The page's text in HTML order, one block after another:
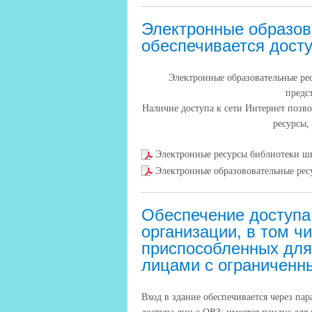
Электронные
обеспечивается
Электронные образовательные
Наличие доступа к сети Интернет
Электронные ресурсы библиотеки
Электронные образововательные
Обеспечение
организации, в том
приспособленных
лицами с
Вход в здание обеспечивается через